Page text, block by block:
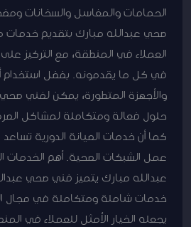
الحمامات والمغاسل والسخانات
صحي عبدالله مبارك بتقديم خدمات
العملاء في المنطقة، مع التركيز على
في كل ما يقدمونه. بفضل استخدام
والأجهزة المتطورة، يمكن لفني
حلول فعالة ومتكاملة لمشاكل
كما أن خدمات الصيانة الدورية
عمل الشبكات الصحية. أهم
عبدالله مبارك يتميز فني صحي
خدمات شاملة ومتكاملة في مجال
يجعله الخيار الأمثل للعملاء في